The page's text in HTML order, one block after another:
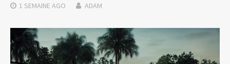
1 SEMAINE AGO ADAM